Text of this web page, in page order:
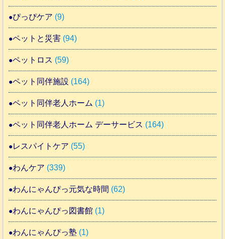
ぴっぴケア (9)
ペットと災害 (94)
ペットロス (59)
ペット同伴施設 (164)
ペット同伴老人ホーム (1)
ペット同伴老人ホーム デーサービス (164)
レスパイトケア (55)
わんケア (339)
わんにゃんぴっ元気な時間 (62)
わんにゃんぴっ図書館 (1)
わんにゃんぴっ塾 (1)